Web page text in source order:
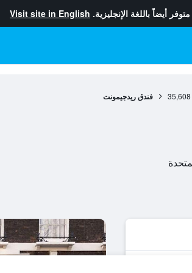
متوفر أيضاً باللغة الإنجليزية. Visit site in English
35,608 فندق ريدجيمونت